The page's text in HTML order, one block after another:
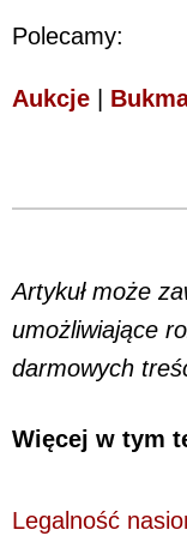
Polecamy:
Aukcje
Artykuł może
umożliwiające
darmowych
Więcej w tym
Legalność